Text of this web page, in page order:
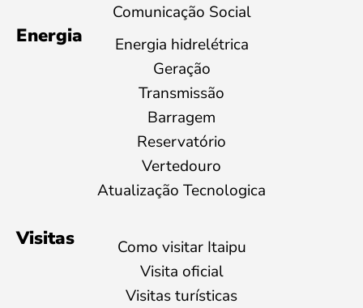
Comunicação Social
Energia
Energia hidrelétrica
Geração
Transmissão
Barragem
Reservatório
Vertedouro
Atualização Tecnologica
Visitas
Como visitar Itaipu
Visita oficial
Visitas turísticas